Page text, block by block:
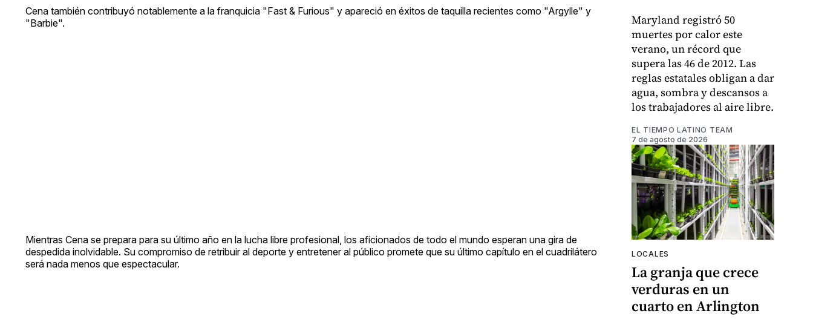
Cena también contribuyó notablemente a la franquicia "Fast & Furious" y apareció en éxitos de taquilla recientes como "Argylle" y
"Barbie".
Mientras Cena se prepara para su último año en la lucha libre profesional, los aficionados de todo el mundo esperan una gira de
despedida inolvidable. Su compromiso de retribuir al deporte y entretener al público promete que su último capítulo en el cuadrilátero
será nada menos que espectacular.
Maryland registró 50
muertes por calor este
verano, un récord que
supera las 46 de 2012. Las
reglas estatales obligan a dar
agua, sombra y descansos a
los trabajadores al aire libre.
EL TIEMPO LATINO TEAM
7 de agosto de 2026
LOCALES
La granja que crece
verduras en un
cuarto en Arlington